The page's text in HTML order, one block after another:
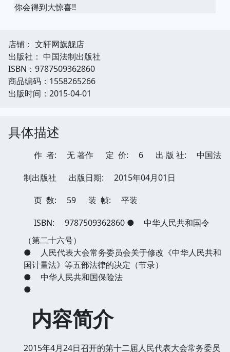
你会得到大惊喜!!
店铺： 文轩网旗舰店
出版社： 中国法制出版社
ISBN：9787509362860
商品编码：1558265266
出版时间：2015-04-01
具体描述
作 者: 无 著作 定 价: 6 出 版 社:
中国法
制出版社
出版日期:
2015年04月01日
页 数:
59 装 帧:
平装
ISBN:
9787509362860 ●
中华人民共和国令
（第二十六号）
●
人民代表大会常务委员会关于修改《中华人民共和
国计量法》等五部法律的决定（节录）
●
中华人民共和国保险法
●
内容简介
2015年4月24日召开的第十二届人民代表大会常务委员